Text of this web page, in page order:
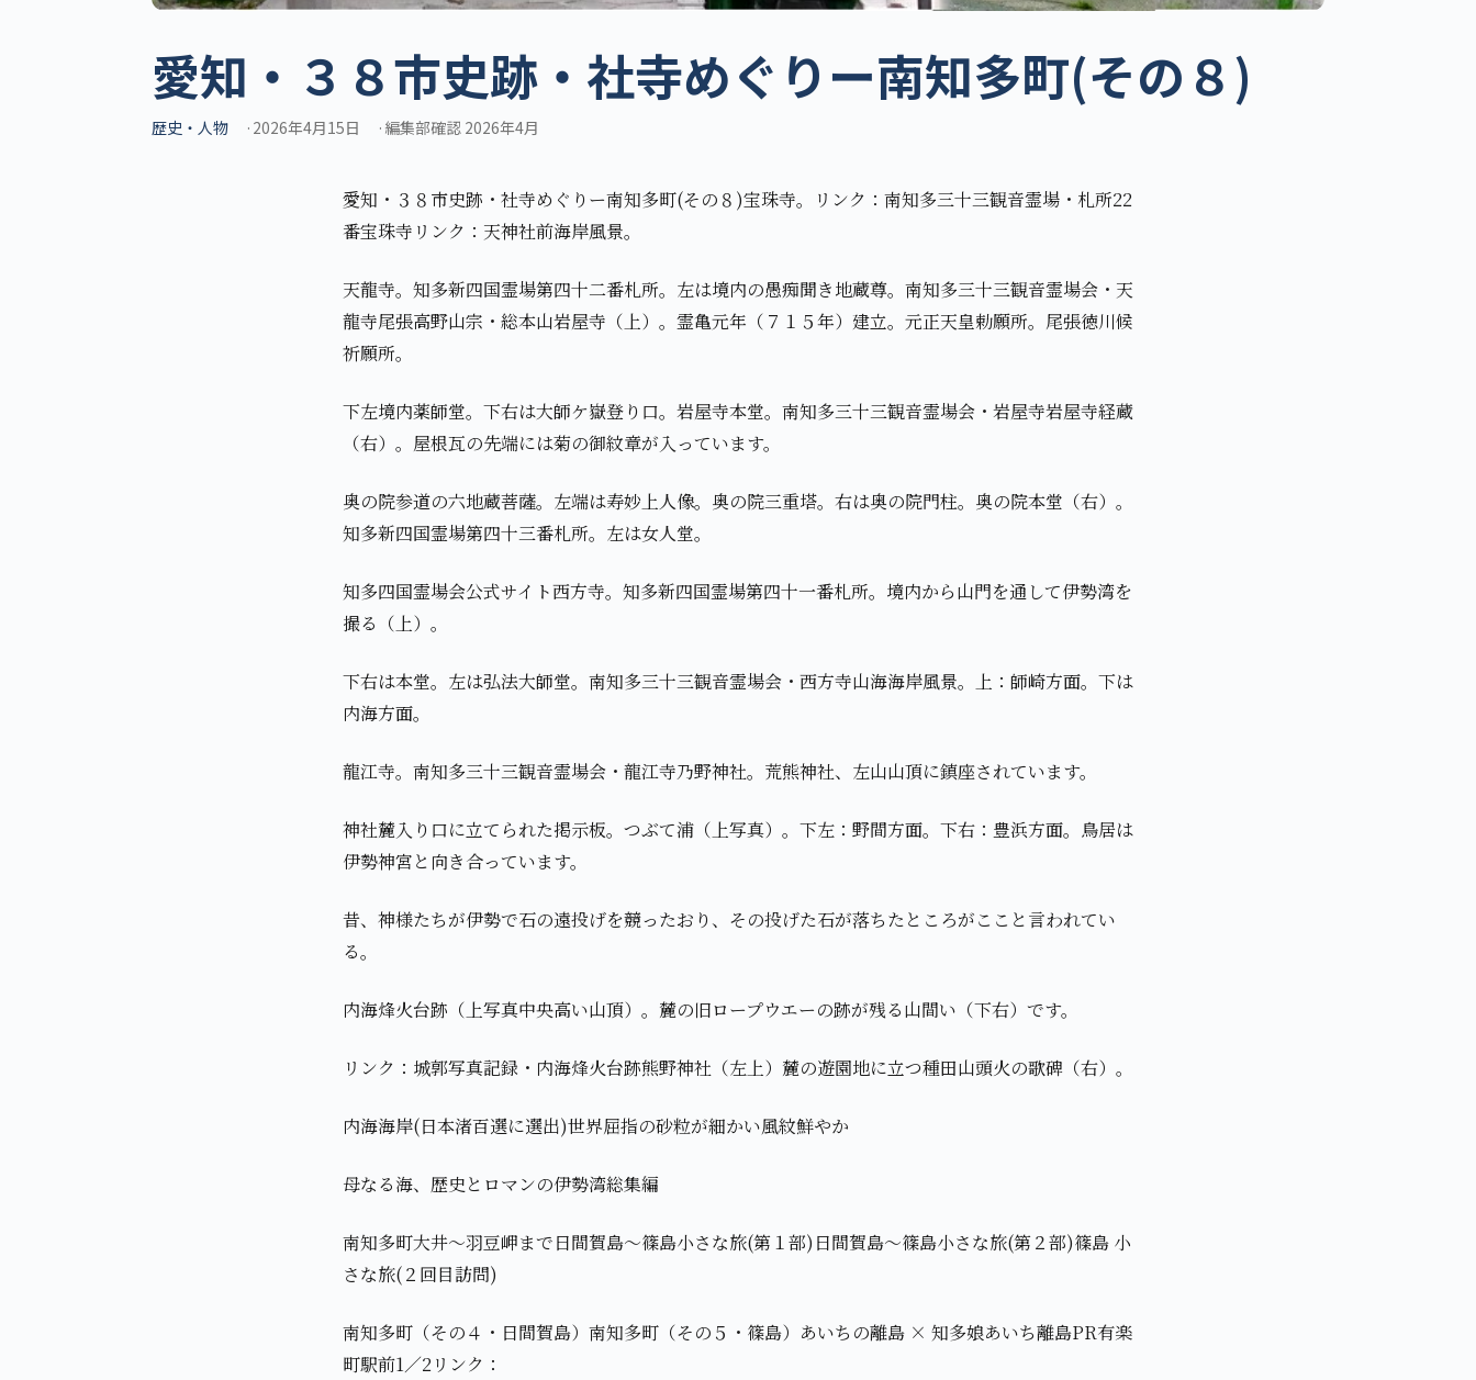
愛知・３８市史跡・社寺めぐりー南知多町(その８)
歴史・人物 2026年4月15日 編集部確認 2026年4月
愛知・３８市史跡・社寺めぐりー南知多町(その８)宝珠寺。リンク：南知多三十三観音霊場・札所22
番宝珠寺リンク：天神社前海岸風景。
天龍寺。知多新四国霊場第四十二番札所。左は境内の愚痴聞き地蔵尊。南知多三十三観音霊場会・天
龍寺尾張高野山宗・総本山岩屋寺（上）。霊亀元年（７１５年）建立。元正天皇勅願所。尾張徳川候
祈願所。
下左境内薬師堂。下右は大師ケ嶽登り口。岩屋寺本堂。南知多三十三観音霊場会・岩屋寺岩屋寺経蔵
（右）。屋根瓦の先端には菊の御紋章が入っています。
奥の院参道の六地蔵菩薩。左端は寿妙上人像。奥の院三重塔。右は奥の院門柱。奥の院本堂（右）。
知多新四国霊場第四十三番札所。左は女人堂。
知多四国霊場会公式サイト西方寺。知多新四国霊場第四十一番札所。境内から山門を通して伊勢湾を
撮る（上）。
下右は本堂。左は弘法大師堂。南知多三十三観音霊場会・西方寺山海海岸風景。上：師崎方面。下は
内海方面。
龍江寺。南知多三十三観音霊場会・龍江寺乃野神社。荒熊神社、左山山頂に鎮座されています。
神社麓入り口に立てられた掲示板。つぶて浦（上写真）。下左：野間方面。下右：豊浜方面。鳥居は
伊勢神宮と向き合っています。
昔、神様たちが伊勢で石の遠投げを競ったおり、その投げた石が落ちたところがここと言われてい
る。
内海烽火台跡（上写真中央高い山頂）。麓の旧ロープウエーの跡が残る山間い（下右）です。
リンク：城郭写真記録・内海烽火台跡熊野神社（左上）麓の遊園地に立つ種田山頭火の歌碑（右）。
内海海岸(日本渚百選に選出)世界屈指の砂粒が細かい風紋鮮やか
母なる海、歴史とロマンの伊勢湾総集編
南知多町大井～羽豆岬まで日間賀島～篠島小さな旅(第１部)日間賀島～篠島小さな旅(第２部)篠島 小
さな旅(２回目訪問)
南知多町（その４・日間賀島）南知多町（その５・篠島）あいちの離島 × 知多娘あいち離島PR有楽
町駅前1／2リンク：